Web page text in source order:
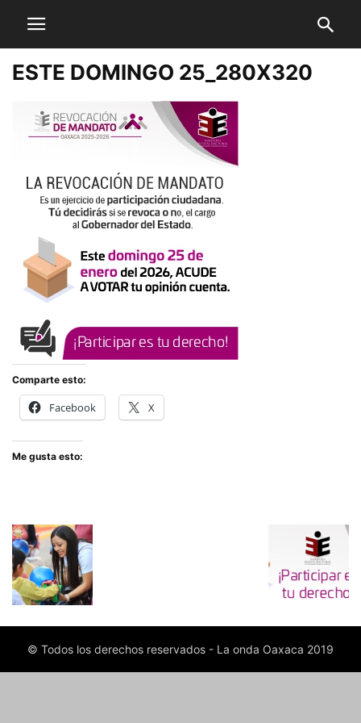
ESTE DOMINGO 25_280X320
Comparte esto:
Facebook X
Me gusta esto:
© Todos los derechos reservados - La onda Oaxaca 2019